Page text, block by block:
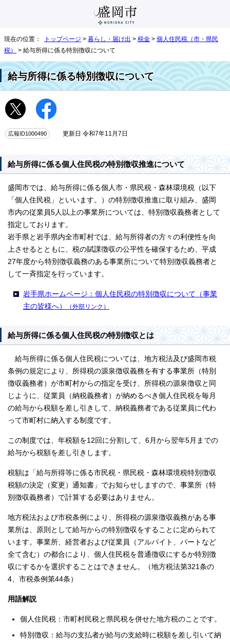
現在の位置： トップページ > 暮らし・届け出 > 税金 > 個人住民税（市・県民
税）
> 給与所得に係る特別徴収について
給与所得に係る特別徴収について
広報ID1000490 更新日 令和7年11月7日
給与所得に係る個人住民税の特別徴収推進について
盛岡市では、給与所得に係る個人市・県民税・森林環境税（以下
「個人住民税」といいます。）の特別徴収推進に取り組み、盛岡
市内の従業員5人以上の事業所については、特別徴収義務者として
指定しております。
岩手県と岩手県内全市町村では、給与所得者の方々の利便性を向
上させるとともに、税の賦課徴収の公平性を確保するため、平成
27年度から特別徴収義務のある事業所について特別徴収義務者と
して一斉指定を行っています。
岩手県ホームページ：個人住民税の特別徴収について（事業
主の皆様へ）
（外部リンク）
給与所得に係る個人住民税の特別徴収とは
給与所得に係る個人住民税については、地方税法及び盛岡市税
条例の規定により、所得税の源泉徴収義務を有する事業所（特別
徴収義務者）が市町村からの指定を受け、所得税の源泉徴収と同
じように、従業員（納税義務者）が納めるべき個人住民税を毎月
の給与から税額を差し引きして、納税義務者である従業員に代わ
って市町村に納入する制度です。
この制度では、年税額を12回に分割して、6月から翌年5月までの
給与から税額を差し引きします。
税額は「給与所得等に係る市民税・県民税・森林環境税特別徴収
税額の決定（変更）通知書」でお知らせしますので、事業所（特
別徴収義務者）で計算する必要はありません。
地方税法および市税条例により、所得税の源泉徴収義務がある事
業所は、原則として給与からの特別徴収をすることに定められて
います。事業所、経営者および従業員（アルバイト、パートなど
全て含む）の都合により、個人住民税を普通徴収にするか特別徴
収にするかを選択することはできません。（地方税法第321条の
4、市税条例第44条）
用語解説
個人住民税：市町村民税と県民税を併せた地方税のことです。
特別徴収：給与の支払者が給与の支給時に税額を差し引いて納